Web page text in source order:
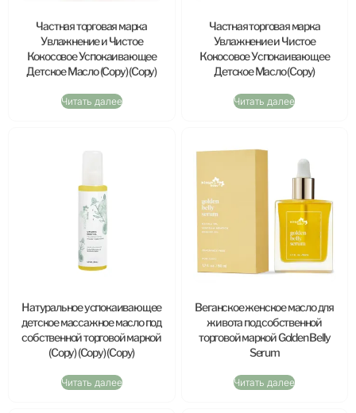
Частная торговая марка
Увлажнение и Чистое
Кокосовое Успокаивающее
Детское Масло (Copy) (Copy)
Читать далее
Частная торговая марка
Увлажнение и Чистое
Кокосовое Успокаивающее
Детское Масло (Copy)
Читать далее
Натуральное успокаивающее
детское массажное масло под
собственной торговой маркой
(Copy) (Copy) (Copy)
Читать далее
Веганское женское масло для
живота под собственной
торговой маркой Golden Belly
Serum
Читать далее